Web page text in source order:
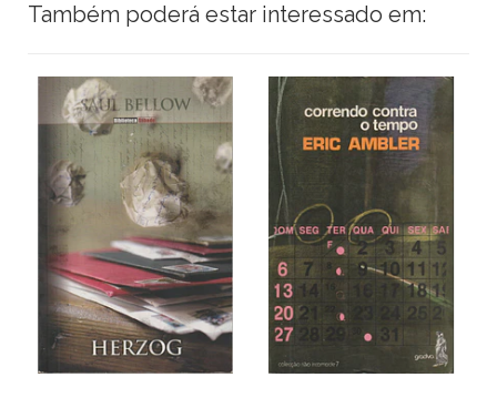
Também poderá estar interessado em: